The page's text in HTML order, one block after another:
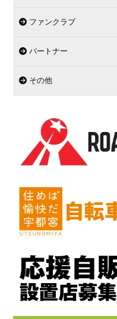
ファンクラブ
パートナー
その他